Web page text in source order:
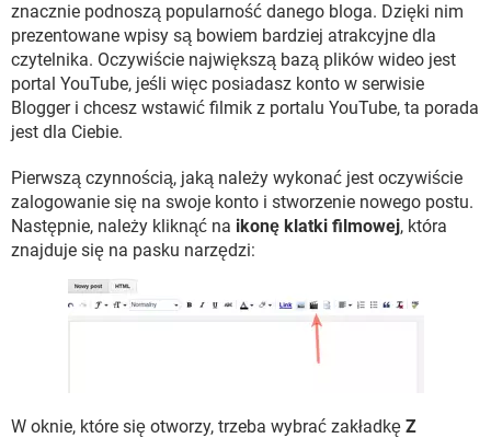
znacznie podnoszą popularność danego bloga. Dzięki nim
prezentowane wpisy są bowiem bardziej atrakcyjne dla
czytelnika. Oczywiście największą bazą plików wideo jest
portal YouTube, jeśli więc posiadasz konto w serwisie
Blogger i chcesz wstawić filmik z portalu YouTube, ta porada
jest dla Ciebie.
Pierwszą czynnością, jaką należy wykonać jest oczywiście
zalogowanie się na swoje konto i stworzenie nowego postu.
Następnie, należy kliknąć na ikonę klatki filmowej, która
znajduje się na pasku narzędzi:
W oknie, które się otworzy, trzeba wybrać zakładkę Z